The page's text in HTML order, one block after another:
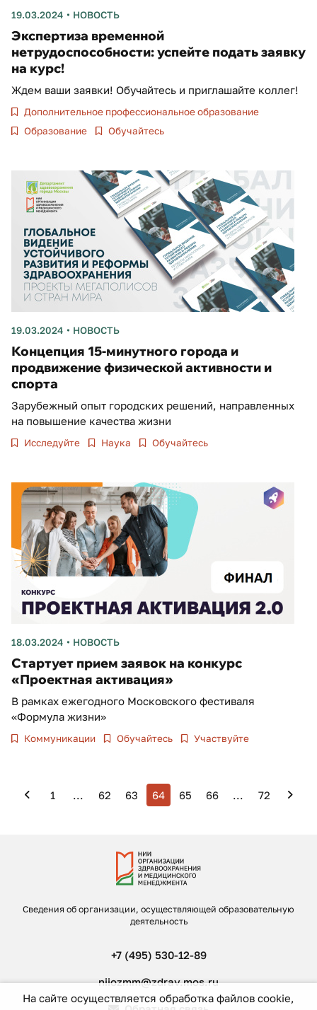
19.03.2024 НОВОСТЬ
Экспертиза временной
нетрудоспособности: успейте подать заявку
на курс!
Ждем ваши заявки! Обучайтесь и приглашайте коллег!
Дополнительное профессиональное образование
Образование
Обучайтесь
19.03.2024 НОВОСТЬ
Концепция 15-минутного города и
продвижение физической активности и
спорта
Зарубежный опыт городских решений, направленных
на повышение качества жизни
Исследуйте Наука Обучайтесь
18.03.2024 НОВОСТЬ
Стартует прием заявок на конкурс
«Проектная активация»
В рамках ежегодного Московского фестиваля
«Формула жизни»
Коммуникации Обучайтесь Участвуйте
1 62 63 64 65 66 72
Сведения об организации, осуществляющей образовательную
деятельность
+7 (495) 530-12-89
niiozmm@zdrav.mos.ru
На сайте осуществляется обработка файлов cookie,